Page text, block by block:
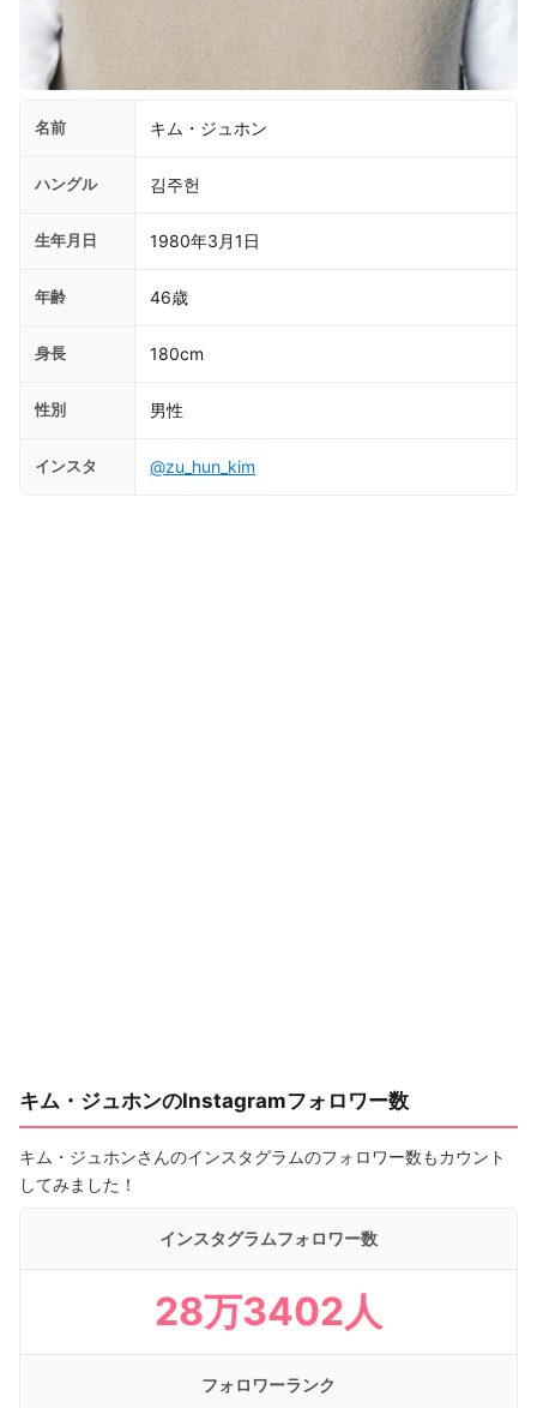
名前 キム・ジュホン
ハングル 김주헌
生年月日 1980年3月1日
年齢 46歳
身長 180cm
性別 男性
インスタ @zu_hun_kim
キム・ジュホンのInstagramフォロワー数
キム・ジュホンさんのインスタグラムのフォロワー数もカウント
してみました！
インスタグラムフォロワー数
28万3402人
フォロワーランク